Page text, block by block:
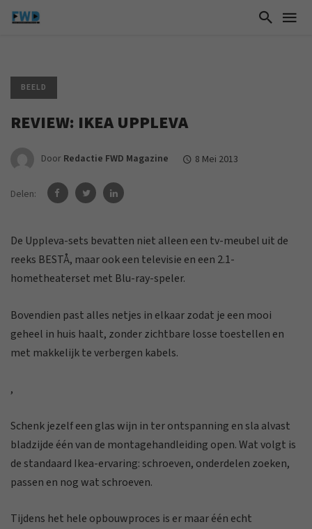
BEELD
REVIEW: IKEA UPPLEVA
Door Redactie FWD Magazine 8 Mei 2013
Delen:
De Uppleva-sets bevatten niet alleen een tv-meubel uit de
reeks BESTÅ, maar ook een televisie en een 2.1-
hometheaterset met Blu-ray-speler.
Bovendien past alles netjes in elkaar zodat je een mooi
geheel in huis haalt, zonder zichtbare losse toestellen en
met makkelijk te verbergen kabels.
,
Schenk jezelf een glas wijn in ter ontspanning en sla alvast
bladzijde één van de montagehandleiding open. Wat volgt is
de standaard Ikea-ervaring: schroeven, onderdelen zoeken,
passen en nog wat schroeven.
Tijdens het hele opbouwproces is er maar één echt